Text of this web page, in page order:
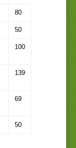
80
50
100
139
69
50